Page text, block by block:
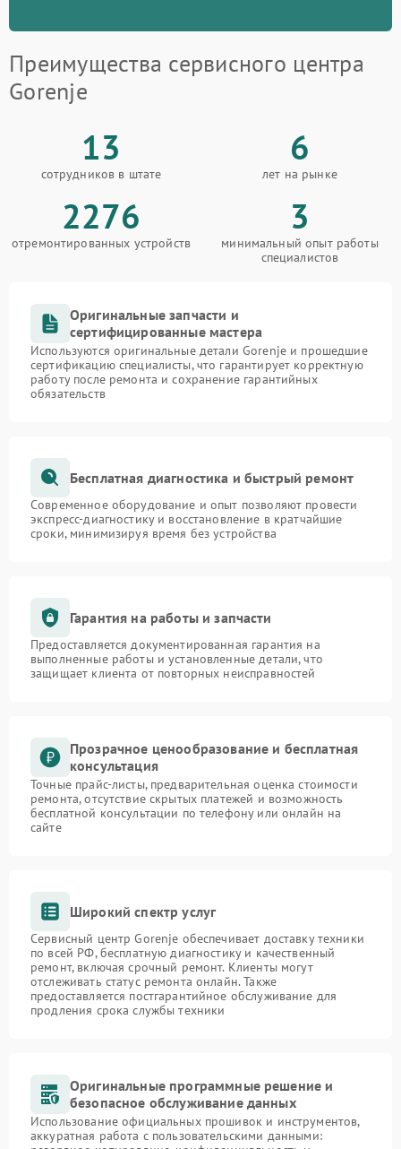
Преимущества сервисного центра
Gorenje
13
сотрудников в штате
6
лет на рынке
2276
отремонтированных устройств
3
минимальный опыт работы
специалистов
Оригинальные запчасти и
сертифицированные мастера
Используются оригинальные детали Gorenje и прошедшие
сертификацию специалисты, что гарантирует корректную
работу после ремонта и сохранение гарантийных
обязательств
Бесплатная диагностика и быстрый ремонт
Современное оборудование и опыт позволяют провести
экспресс-диагностику и восстановление в кратчайшие
сроки, минимизируя время без устройства
Гарантия на работы и запчасти
Предоставляется документированная гарантия на
выполненные работы и установленные детали, что
защищает клиента от повторных неисправностей
Прозрачное ценообразование и бесплатная
консультация
Точные прайс-листы, предварительная оценка стоимости
ремонта, отсутствие скрытых платежей и возможность
бесплатной консультации по телефону или онлайн на
сайте
Широкий спектр услуг
Сервисный центр Gorenje обеспечивает доставку техники
по всей РФ, бесплатную диагностику и качественный
ремонт, включая срочный ремонт. Клиенты могут
отслеживать статус ремонта онлайн. Также
предоставляется постгарантийное обслуживание для
продления срока службы техники
Оригинальные программные решение и
безопасное обслуживание данных
Использование официальных прошивок и инструментов,
аккуратная работа с пользовательскими данными: